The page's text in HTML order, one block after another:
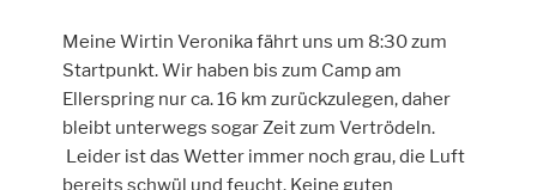
Meine Wirtin Veronika fährt uns um 8:30 zum
Startpunkt. Wir haben bis zum Camp am
Ellerspring nur ca. 16 km zurückzulegen, daher
bleibt unterwegs sogar Zeit zum Vertrödeln.
Leider ist das Wetter immer noch grau, die Luft
bereits schwül und feucht. Keine guten